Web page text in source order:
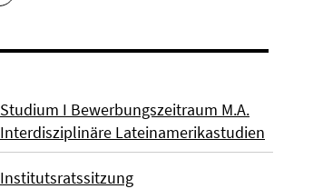
Studium I Bewerbungszeitraum M.A.
Interdisziplinäre Lateinamerikastudien
Institutsratssitzung